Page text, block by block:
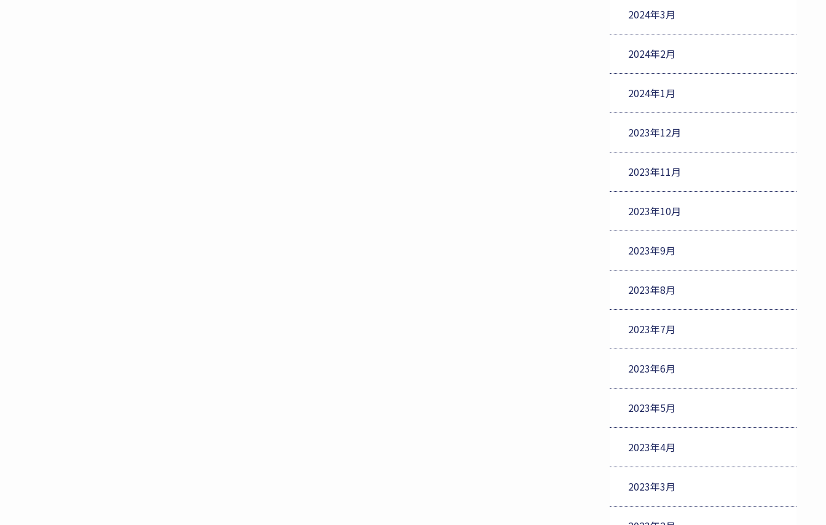
2024年3月
2024年2月
2024年1月
2023年12月
2023年11月
2023年10月
2023年9月
2023年8月
2023年7月
2023年6月
2023年5月
2023年4月
2023年3月